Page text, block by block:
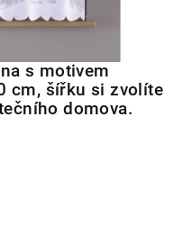
s motivem
cm, šířku si zvolíte
domova.